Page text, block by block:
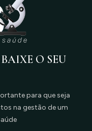
O SEU
para que seja
na gestão de um